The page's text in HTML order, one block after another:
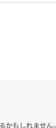
かもしれません。